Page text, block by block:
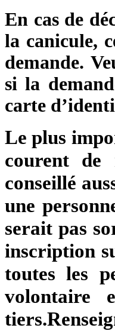
En cas de
la canicule,
demande.
si la
carte
Le plus
courent
conseillé
une
serait pas
inscription
toutes les
volontaire